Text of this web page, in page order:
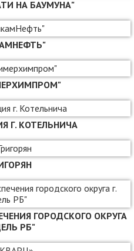
НА БАУМУНА"
Г. КОТЕЛЬНИЧА
ГОРОДСКОГО ОКРУГА
РБ"